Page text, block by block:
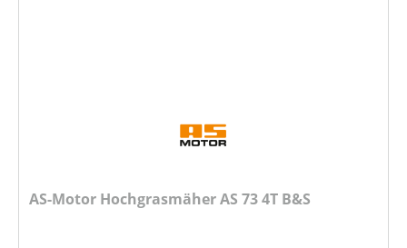
AS-Motor Hochgrasmäher AS 73 4T B&S